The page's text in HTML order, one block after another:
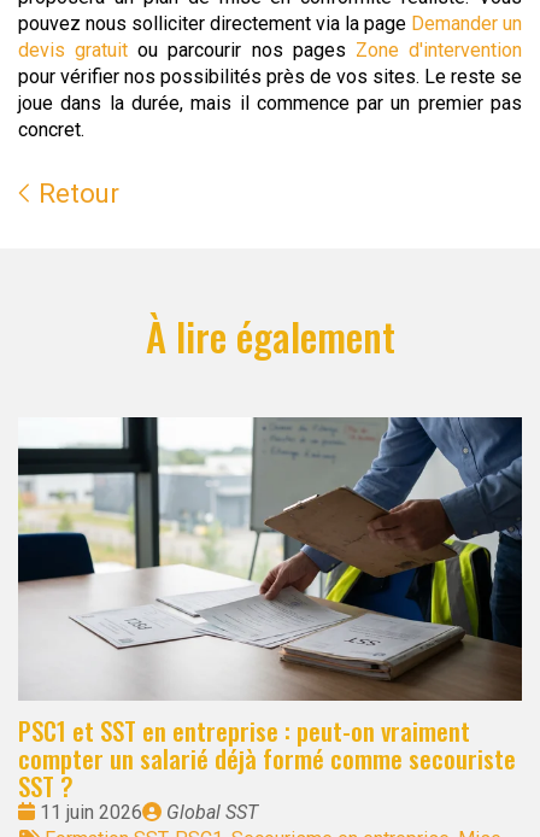
pouvez nous solliciter directement via la page Demander un
devis gratuit ou parcourir nos pages Zone d'intervention
pour vérifier nos possibilités près de vos sites. Le reste se
joue dans la durée, mais il commence par un premier pas
concret.
Retour
À lire également
PSC1 et SST en entreprise : peut-on vraiment
compter un salarié déjà formé comme secouriste
SST ?
Date
11 juin 2026
Publié
Global SST